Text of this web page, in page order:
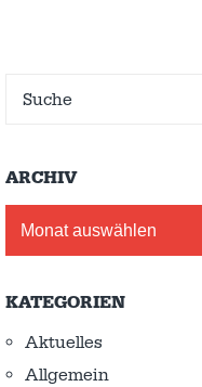
ARCHIV
KATEGORIEN
Aktuelles
Allgemein